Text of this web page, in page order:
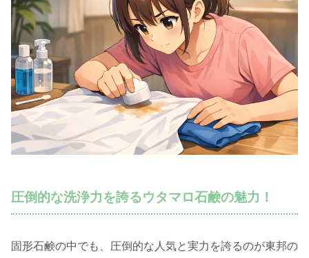
圧倒的な洗浄力を誇るウタマロ石鹸の魅力！
固形石鹸の中でも、圧倒的な人気と実力を誇るのが東邦の